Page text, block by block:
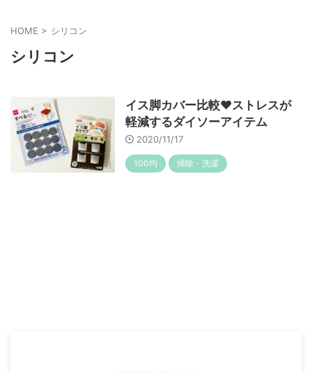
HOME > シリコン
シリコン
イス脚カバー比較♥ストレスが
軽減するダイソーアイテム
2020/11/17
100均 掃除・洗濯